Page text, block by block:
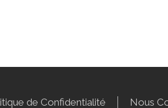
de Confidentialité Nous